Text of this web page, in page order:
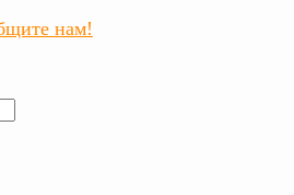
нам!